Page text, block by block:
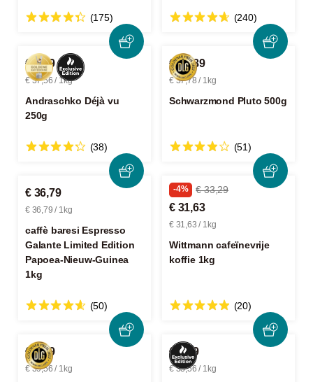
(175) (240)
€ 9,39
€ 37,56 / 1kg
Andraschko Déjà vu
250g
(38)
€ 18,89
€ 37,78 / 1kg
Schwarzmond Pluto 500g
(51)
€ 36,79
€ 36,79 / 1kg
caffè baresi Espresso
Galante Limited Edition
Papoea-Nieuw-Guinea
1kg
(50)
-4% € 33,29
€ 31,63
€ 31,63 / 1kg
Wittmann cafeïnevrije
koffie 1kg
(20)
€ 9,89
€ 39,56 / 1kg
€ 8,39
€ 33,56 / 1kg